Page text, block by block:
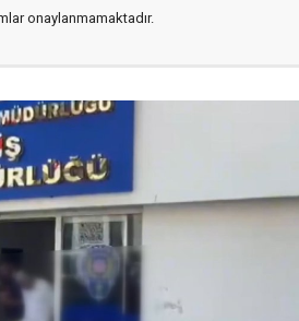
onaylanmamaktadır.